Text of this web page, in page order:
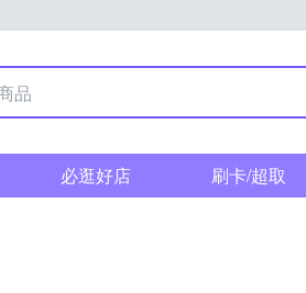
必逛好店 刷卡/超取